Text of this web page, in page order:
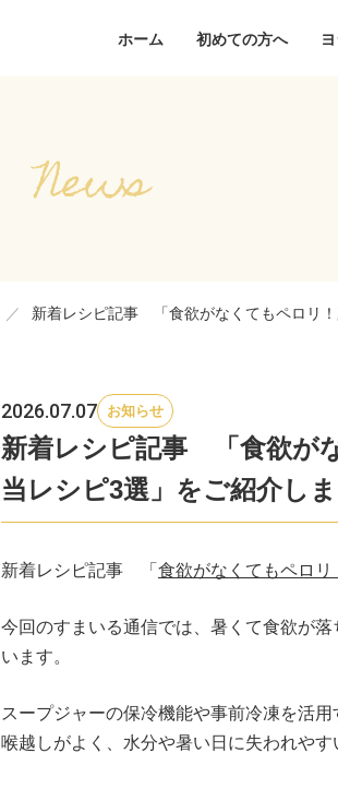
ホーム 初めての方へ
新着レシピ記事 「食欲がなくてもペロリ！
2026.07.07 お知らせ
新着レシピ記事 「食欲が
当レシピ3選」をご紹介しま
新着レシピ記事 「 食欲がなくてもペロ
今回のすまいる通信では、暑くて食欲が
います。
スープジャーの保冷機能や事前冷凍を活
喉越しがよく、水分や暑い日に失われや